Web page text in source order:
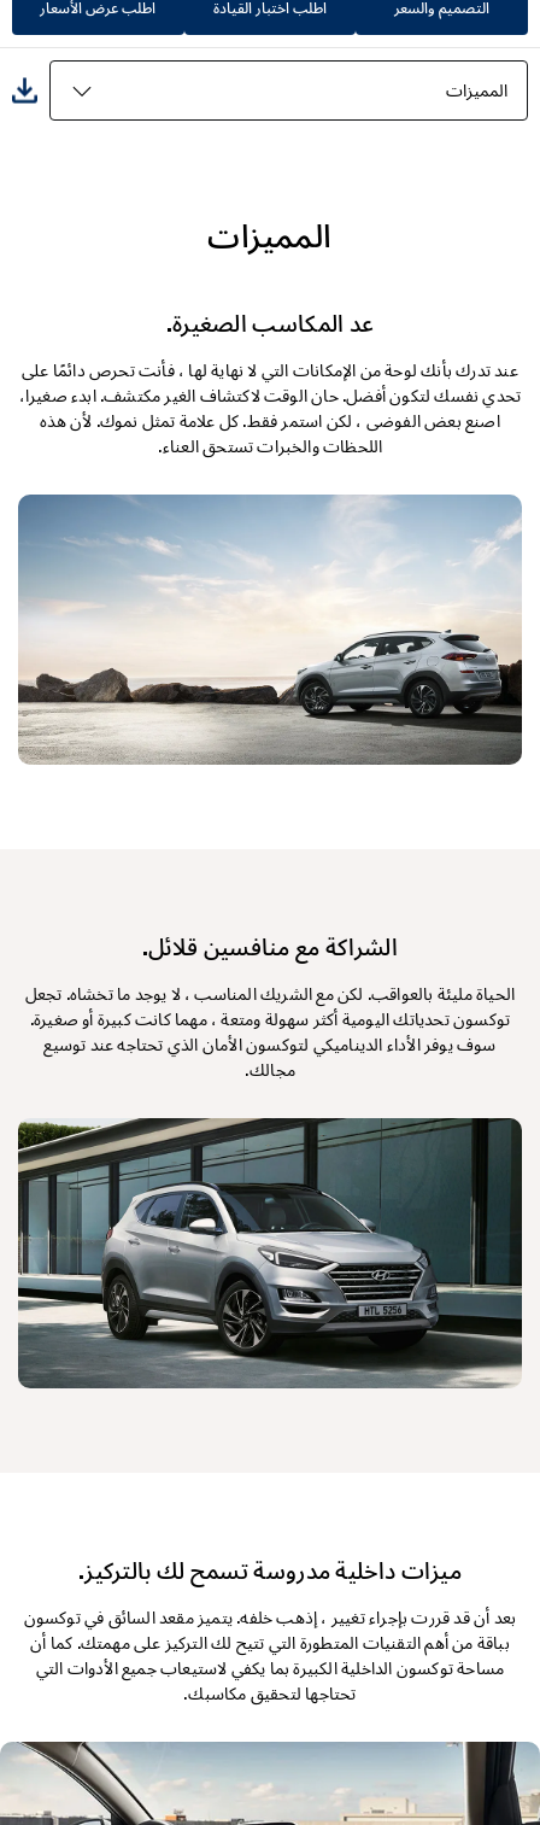
التصميم والسعر اطلب اختبار القيادة اطلب عرض الأسعار
المميزات
الأمان
المميزات
عد المكاسب الصغيرة.
عند تدرك بأنك لوحة من الإمكانات التي لا نهاية لها ، فأنت تحرص دائمًا على
تحدي نفسك لتكون أفضل. حان الوقت لاكتشاف الغير مكتشف. ابدء صغيرا،
اصنع بعض الفوضى ، لكن استمر فقط. كل علامة تمثل نموك. لأن هذه
اللحظات والخبرات تستحق العناء.
الشراكة مع منافسين قلائل.
الحياة مليئة بالعواقب. لكن مع الشريك المناسب ، لا يوجد ما تخشاه. تجعل
توكسون تحدياتك اليومية أكثر سهولة ومتعة ، مهما كانت كبيرة أو صغيرة.
سوف يوفر الأداء الديناميكي لتوكسون الأمان الذي تحتاجه عند توسيع
مجالك.
ميزات داخلية مدروسة تسمح لك بالتركيز.
بعد أن قد قررت بإجراء تغيير ، إذهب خلفه. يتميز مقعد السائق في توكسون
بباقة من أهم التقنيات المتطورة التي تتيح لك التركيز على مهمتك. كما أن
مساحة توكسون الداخلية الكبيرة بما يكفي لاستيعاب جميع الأدوات التي
تحتاجها لتحقيق مكاسبك.